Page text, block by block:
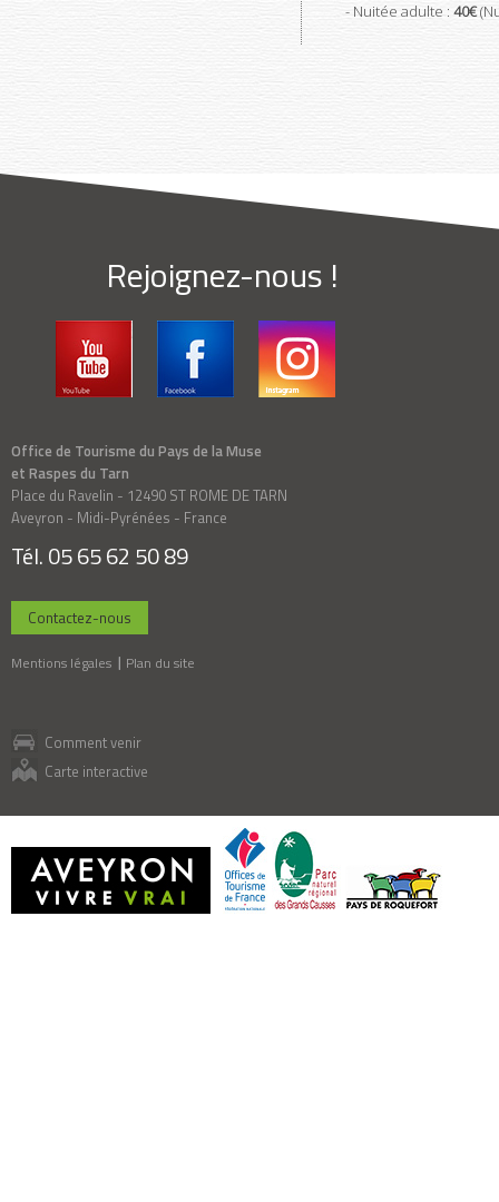
- Nuitée adulte : 40€
Rejoignez-nous !
Office de Tourisme du Pays de la Muse
et Raspes du Tarn
Place du Ravelin - 12490 ST ROME DE TARN
Aveyron - Midi-Pyrénées - France
Tél. 05 65 62 50 89
Contactez-nous
Mentions légales Plan du site
Comment venir
Carte interactive